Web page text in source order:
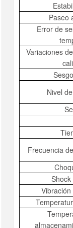
Paseo
Error de
Variaciones
Nivel
Frecuencia